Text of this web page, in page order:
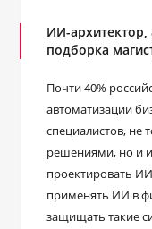
ИИ-
подборка
Почти 40%
автоматизации
специалистов,
решениями, но и
проектировать
применять ИИ в
защищать такие